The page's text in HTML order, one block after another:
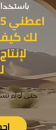
حتى لو لم
!